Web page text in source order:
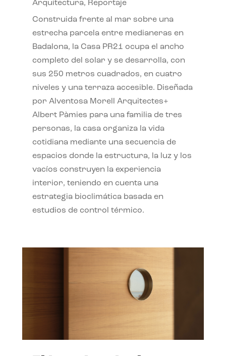
Arquitectura, Reportaje
Construida frente al mar sobre una
estrecha parcela entre medianeras en
Badalona, la Casa PR21 ocupa el ancho
completo del solar y se desarrolla, con
sus 250 metros cuadrados, en cuatro
niveles y una terraza accesible. Diseñada
por Alventosa Morell Arquitectes+
Albert Pàmies para una familia de tres
personas, la casa organiza la vida
cotidiana mediante una secuencia de
espacios donde la estructura, la luz y los
vacíos construyen la experiencia
interior, teniendo en cuenta una
estrategia bioclimática basada en
estudios de control térmico.